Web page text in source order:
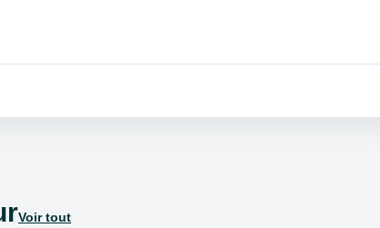
Voir tout